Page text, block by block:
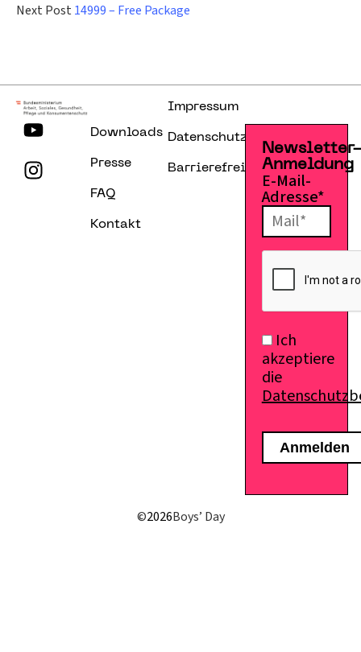
Next Post 14999 – Free Package
Downloads
Presse
FAQ
Kontakt
Impressum
Datenschutzerklärung
Barrierefreiheitserklärung
Anmeldung
E-Mail-
Adresse*
Ich
akzeptiere
die
©2026Boys’ Day